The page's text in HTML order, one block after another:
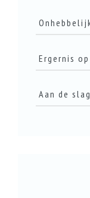
LEES DIT
Ergernis
LEES DIT
Aan de